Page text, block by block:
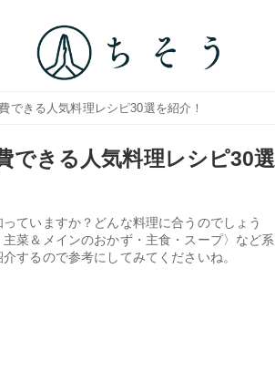
できる人気料理レシピ30選を紹介！
できる人気料理レシピ30選
ていますか？どんな料理に合うのでしょう
菜＆メインのおかず・主食・スープ〉など系
するので参考にしてみてくださいね。